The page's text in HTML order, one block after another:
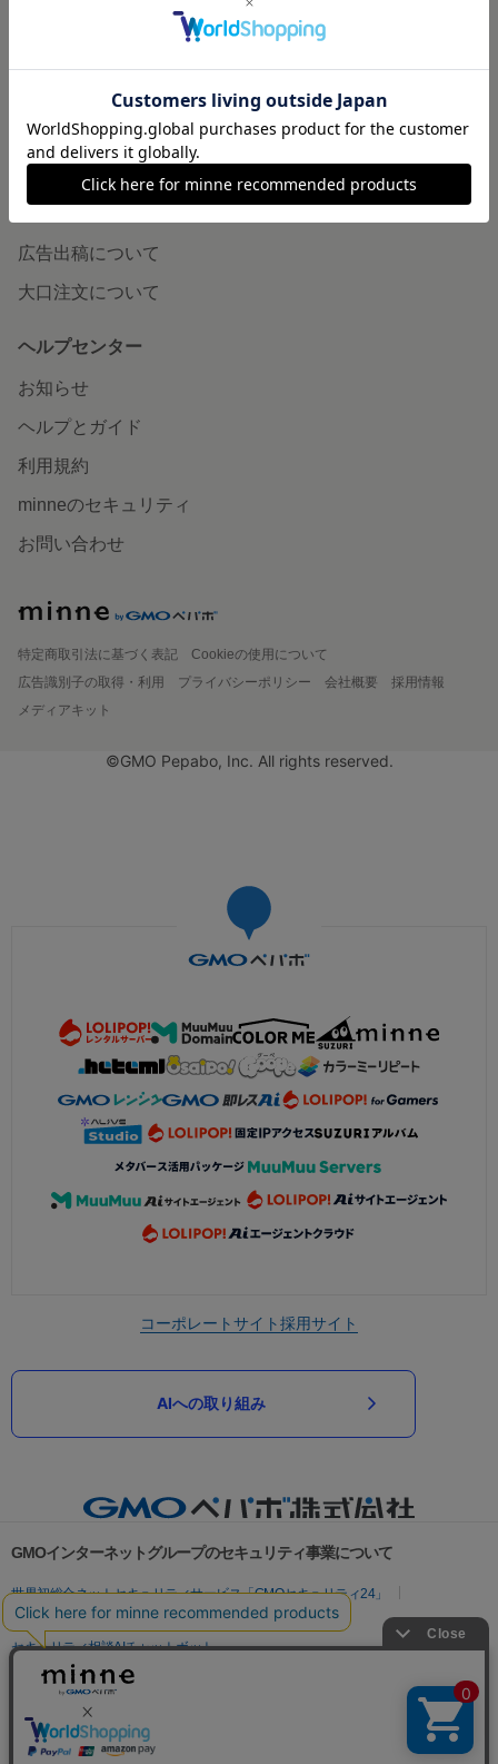
minneとものづくりと
ニュース
minneの本
広告出稿について
大口注文について
ヘルプセンター
お知らせ
ヘルプとガイド
利用規約
minneのセキュリティ
お問い合わせ
特定商取引法に基づく表記
Cookieの使用について
広告識別子の取得・利用
プライバシーポリシー 会社概要
採用情報
メディアキット
©GMO Pepabo, Inc. All rights reserved.
コーポレートサイト採用サイト
AIへの取り組み
GMOインターネットグループのセキュリティ事業について
世界初総合ネットセキュリティサービス「GMOセキュリティ24」
パスワード漏洩診断
Webサイトリスク診断
セキュリティ相談AIチャットボット
実在証明・盗聴対策
サイバー攻撃対策（GMO Flatt Security）
セキュリティ事業の軌跡